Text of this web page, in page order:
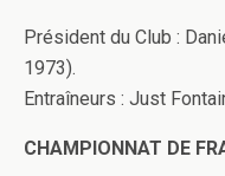
Président du Club :
1973).
Entraîneurs : Just
CHAMPIONNAT DE